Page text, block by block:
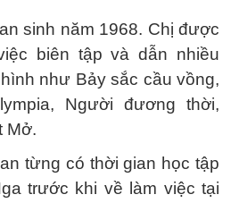
sinh năm 1968. Chị được
biên tập và dẫn nhiều
như Bảy sắc cầu vồng,
Người đương thời,
Mở.
từng có thời gian học tập
trước khi về làm việc tại